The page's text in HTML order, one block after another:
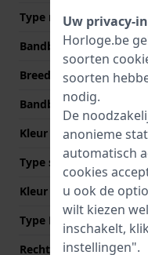
Type materiaal
Bandbreedte
Breedte bandaanzet
Bandbreedte bij sluiting
Kleur Band
Type sluiting
Kleur sluiting
Type Bevestiging
Rechte aanzet
Uw privacy-
Horloge.be
soorten
soorten
nodig.
De
anonieme
automatisch
cookies
u ook de
wilt kiezen
inschakelt,
instellingen".